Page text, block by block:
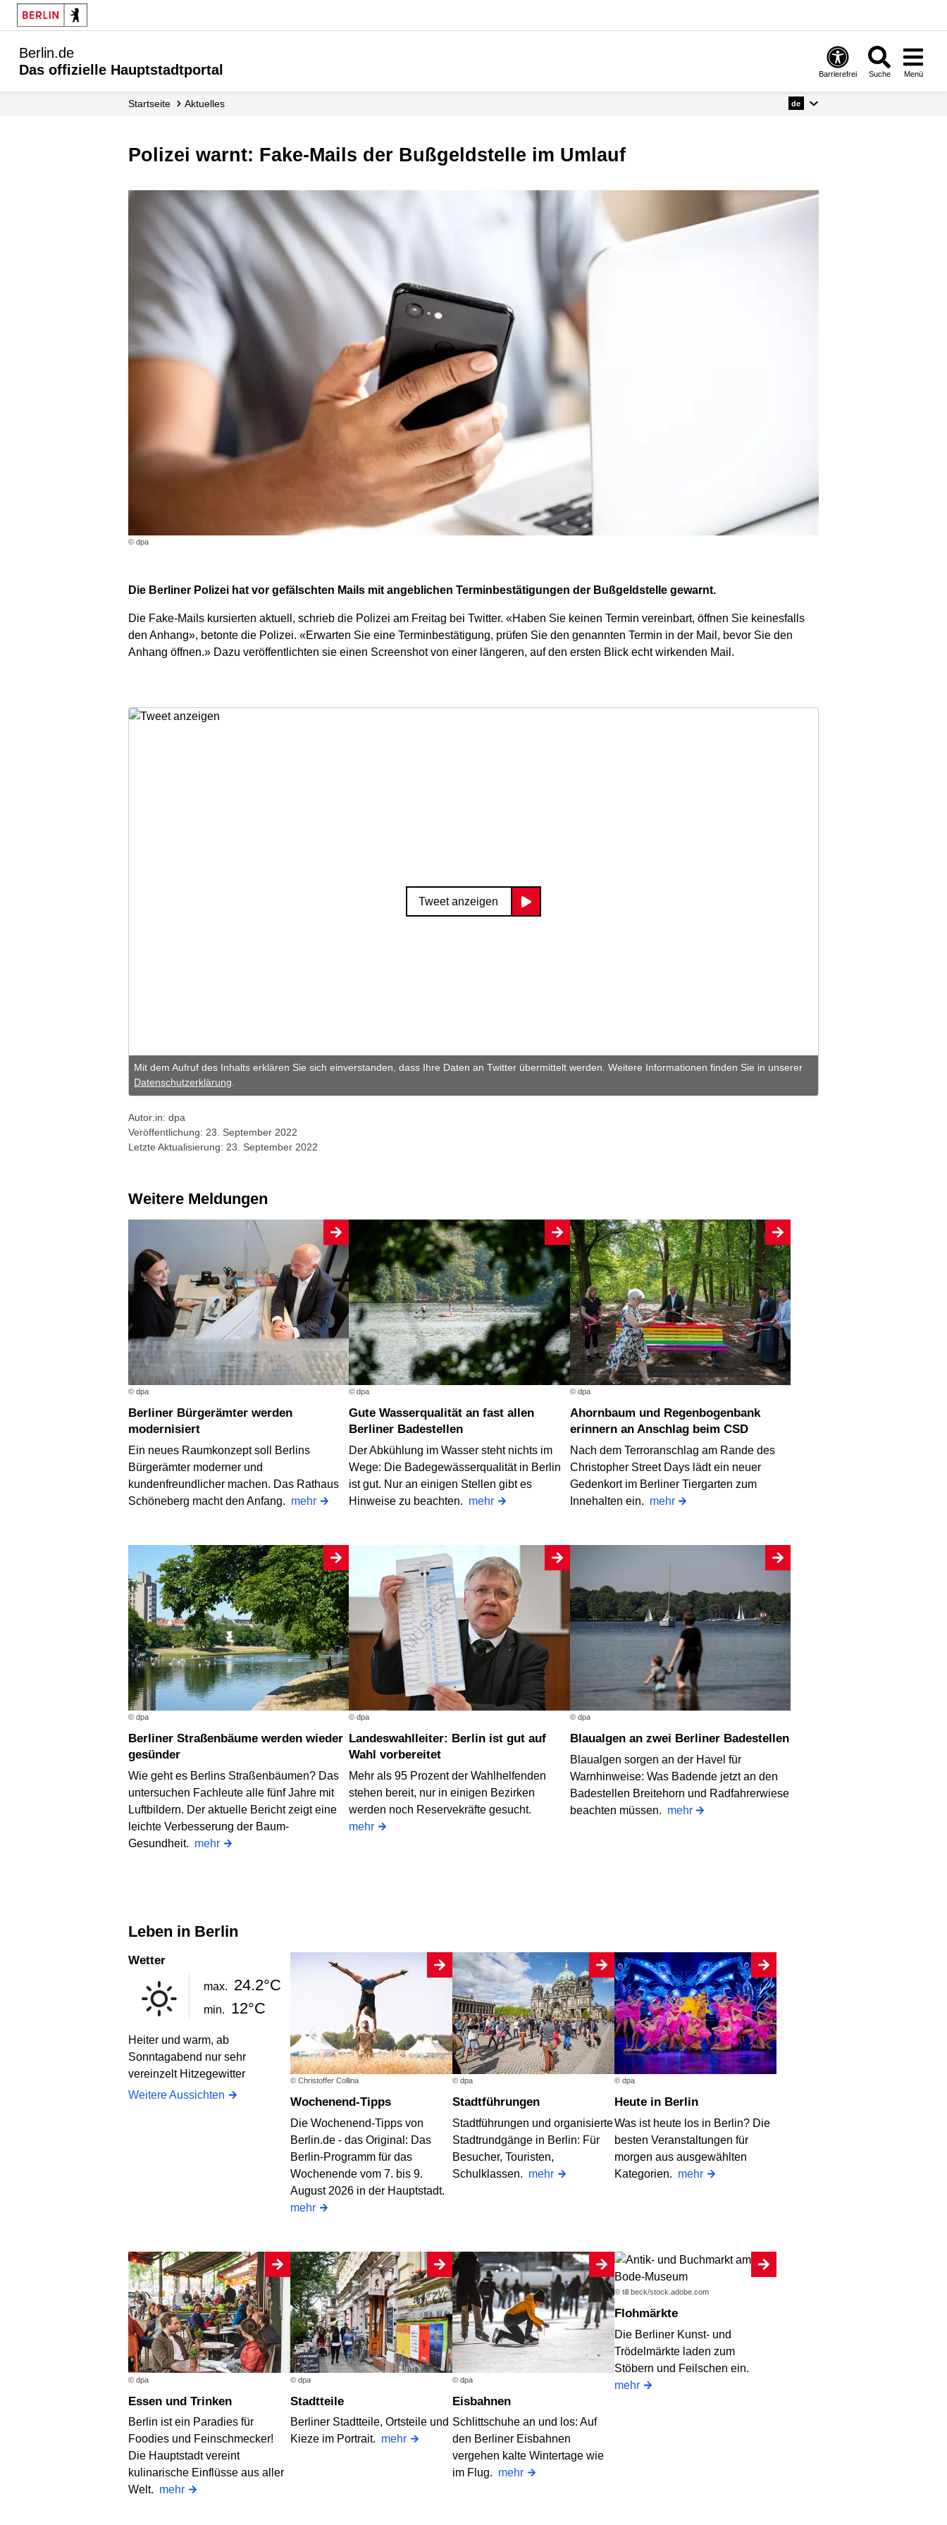
Berlin.de
Das offizielle Hauptstadtportal
Barrierefrei Suche Menü
Startseite Aktuelles de
Polizei warnt: Fake-Mails der Bußgeldstelle im Umlauf
© dpa
Die Berliner Polizei hat vor gefälschten Mails mit angeblichen Terminbestätigungen der Bußgeldstelle gewarnt.
Die Fake-Mails kursierten aktuell, schrieb die Polizei am Freitag bei Twitter. «Haben Sie keinen Termin vereinbart, öffnen Sie keinesfalls
den Anhang», betonte die Polizei. «Erwarten Sie eine Terminbestätigung, prüfen Sie den genannten Termin in der Mail, bevor Sie den
Anhang öffnen.» Dazu veröffentlichten sie einen Screenshot von einer längeren, auf den ersten Blick echt wirkenden Mail.
Tweet anzeigen
Mit dem Aufruf des Inhalts erklären Sie sich einverstanden, dass Ihre Daten an Twitter übermittelt werden. Weitere Informationen finden Sie in unserer
Datenschutzerklärung.
Autor:in: dpa
Veröffentlichung: 23. September 2022
Letzte Aktualisierung: 23. September 2022
Weitere Meldungen
© dpa
Berliner Bürgerämter werden
modernisiert
Ein neues Raumkonzept soll Berlins
Bürgerämter moderner und
kundenfreundlicher machen. Das Rathaus
Schöneberg macht den Anfang. mehr
© dpa
Gute Wasserqualität an fast allen
Berliner Badestellen
Der Abkühlung im Wasser steht nichts im
Wege: Die Badegewässerqualität in Berlin
ist gut. Nur an einigen Stellen gibt es
Hinweise zu beachten. mehr
© dpa
Ahornbaum und Regenbogenbank
erinnern an Anschlag beim CSD
Nach dem Terroranschlag am Rande des
Christopher Street Days lädt ein neuer
Gedenkort im Berliner Tiergarten zum
Innehalten ein. mehr
© dpa
Berliner Straßenbäume werden wieder
gesünder
Wie geht es Berlins Straßenbäumen? Das
untersuchen Fachleute alle fünf Jahre mit
Luftbildern. Der aktuelle Bericht zeigt eine
leichte Verbesserung der Baum-
Gesundheit. mehr
© dpa
Landeswahlleiter: Berlin ist gut auf
Wahl vorbereitet
Mehr als 95 Prozent der Wahlhelfenden
stehen bereit, nur in einigen Bezirken
werden noch Reservekräfte gesucht.
mehr
© dpa
Blaualgen an zwei Berliner Badestellen
Blaualgen sorgen an der Havel für
Warnhinweise: Was Badende jetzt an den
Badestellen Breitehorn und Radfahrerwiese
beachten müssen. mehr
Leben in Berlin
Wetter
max. 24.2°C
min. 12°C
Heiter und warm, ab
Sonntagabend nur sehr
vereinzelt Hitzegewitter
Weitere Aussichten
© Christoffer Collina
Wochenend-Tipps
Die Wochenend-Tipps von
Berlin.de - das Original: Das
Berlin-Programm für das
Wochenende vom 7. bis 9.
August 2026 in der Hauptstadt.
mehr
© dpa
Stadtführungen
Stadtführungen und organisierte
Stadtrundgänge in Berlin: Für
Besucher, Touristen,
Schulklassen. mehr
© dpa
Heute in Berlin
Was ist heute los in Berlin? Die
besten Veranstaltungen für
morgen aus ausgewählten
Kategorien. mehr
© dpa
Essen und Trinken
Berlin ist ein Paradies für
Foodies und Feinschmecker!
Die Hauptstadt vereint
kulinarische Einflüsse aus aller
Welt. mehr
© dpa
Stadtteile
Berliner Stadtteile, Ortsteile und
Kieze im Portrait. mehr
© dpa
Eisbahnen
Schlittschuhe an und los: Auf
den Berliner Eisbahnen
vergehen kalte Wintertage wie
im Flug. mehr
© till beck/stock.adobe.com
Flohmärkte
Die Berliner Kunst- und
Trödelmärkte laden zum
Stöbern und Feilschen ein.
mehr